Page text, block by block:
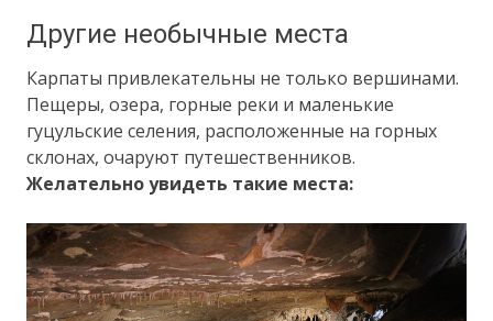
Другие необычные места
Карпаты привлекательны не только вершинами.
Пещеры, озера, горные реки и маленькие
гуцульские селения, расположенные на горных
склонах, очаруют путешественников.
Желательно увидеть такие места: